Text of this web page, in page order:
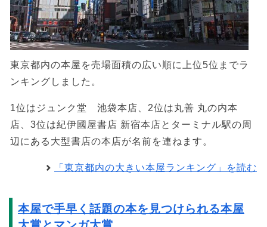
東京都内の本屋を売場面積の広い順に上位5位までラ
ンキングしました。
1位はジュンク堂 池袋本店、2位は丸善 丸の内本
店、3位は紀伊國屋書店 新宿本店とターミナル駅の周
辺にある大型書店の本店が名前を連ねます。
「東京都内の大きい本屋ランキング」を読む
本屋で手早く話題の本を見つけられる本屋